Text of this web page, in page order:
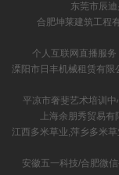
东莞市辰
合肥坤莱建筑工程
个人互联网直播服
溧阳市日丰机械租赁有
平凉市奢斐艺术培训中
上海余朋秀贸易
江西多米草业,萍乡多米
安徽五一科技/合肥微